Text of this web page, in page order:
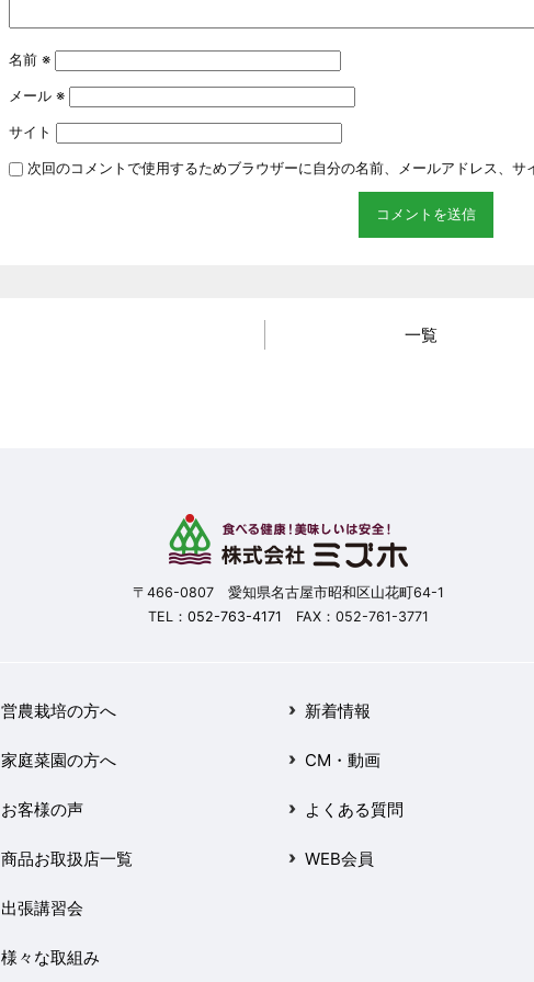
名前 ※
メール ※
サイト
次回のコメントで使用するためブラウザーに自分の名前、メールアドレス、サ
一覧
〒466-0807 愛知県名古屋市昭和区山花町64-1
TEL： 052-763-4171 FAX：052-761-3771
営農栽培の方へ
家庭菜園の方へ
お客様の声
商品お取扱店一覧
出張講習会
様々な取組み
新着情報
CM・動画
よくある質問
WEB会員